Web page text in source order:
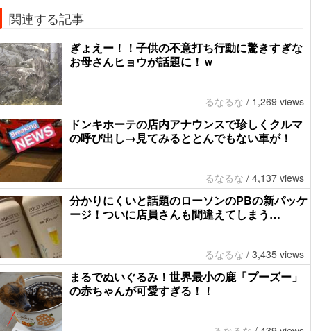
関連する記事
ぎょえー！！子供の不意打ち行動に驚きすぎな
お母さんヒョウが話題に！ｗ
るなるな / 1,269 views
ドンキホーテの店内アナウンスで珍しくクルマ
の呼び出し→見てみるととんでもない車が！
るなるな / 4,137 views
分かりにくいと話題のローソンのPBの新パッケ
ージ！ついに店員さんも間違えてしまう…
るなるな / 3,435 views
まるでぬいぐるみ！世界最小の鹿「プーズー」
の赤ちゃんが可愛すぎる！！